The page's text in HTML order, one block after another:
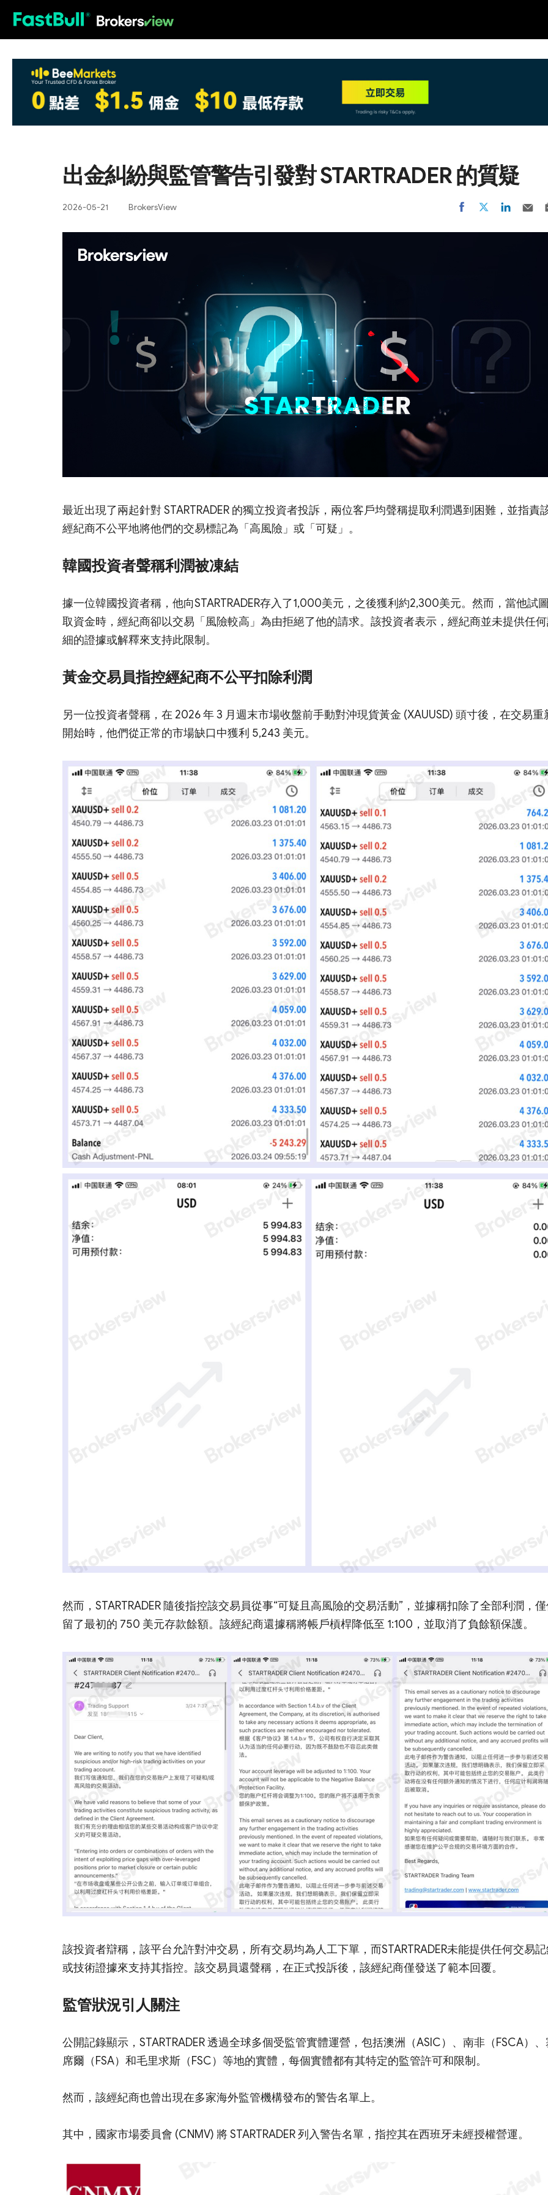
出金糾紛與監管警告引發對 STARTRADER 的質疑
2026-05-21 BrokersView
最近出現了兩起針對 STARTRADER 的獨立投資者投訴，兩位客戶均聲稱提取利潤遇到困難，並指責
經紀商不公平地將他們的交易標記為「高風險」或「可疑」。
韓國投資者聲稱利潤被凍結
據一位韓國投資者稱，他向STARTRADER存入了1,000美元，之後獲利約2,300美元。然而，當他試
取資金時，經紀商卻以交易「風險較高」為由拒絕了他的請求。該投資者表示，經紀商並未提供任
細的證據或解釋來支持此限制。
黃金交易員指控經紀商不公平扣除利潤
另一位投資者聲稱，在 2026 年 3 月週末市場收盤前手動對沖現貨黃金 (XAUUSD) 頭寸後，在交易重
開始時，他們從正常的市場缺口中獲利 5,243 美元。
然而，STARTRADER 隨後指控該交易員從事“可疑且高風險的交易活動”，並據稱扣除了全部利潤，
留了最初的 750 美元存款餘額。該經紀商還據稱將帳戶槓桿降低至 1:100，並取消了負餘額保護。
該投資者辯稱，該平台允許對沖交易，所有交易均為人工下單，而STARTRADER未能提供任何交易
或技術證據來支持其指控。該交易員還聲稱，在正式投訴後，該經紀商僅發送了範本回覆。
監管狀況引人關注
公開記錄顯示，STARTRADER 透過全球多個受監管實體運營，包括澳洲（ASIC）、南非（FSCA）
席爾（FSA）和毛里求斯（FSC）等地的實體，每個實體都有其特定的監管許可和限制。
然而，該經紀商也曾出現在多家海外監管機構發布的警告名單上。
其中，國家市場委員會 (CNMV) 將 STARTRADER 列入警告名單，指控其在西班牙未經授權營運。